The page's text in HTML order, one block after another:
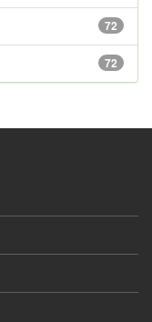
72
72